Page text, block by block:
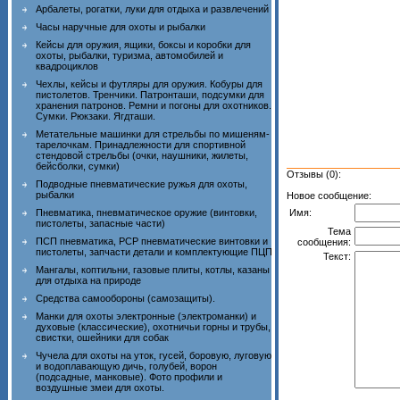
Арбалеты, рогатки, луки для отдыха и развлечений
Часы наручные для охоты и рыбалки
Кейсы для оружия, ящики, боксы и коробки для
охоты, рыбалки, туризма, автомобилей и
квадроциклов
Чехлы, кейсы и футляры для оружия. Кобуры для
пистолетов. Тренчики. Патронташи, подсумки для
хранения патронов. Ремни и погоны для охотников.
Сумки. Рюкзаки. Ягдташи.
Метательные машинки для стрельбы по мишеням-
тарелочкам. Принадлежности для спортивной
стендовой стрельбы (очки, наушники, жилеты,
бейсболки, сумки)
Подводные пневматические ружья для охоты,
рыбалки
Пневматика, пневматическое оружие (винтовки,
пистолеты, запасные части)
ПСП пневматика, PCP пневматические винтовки и
пистолеты, запчасти детали и комплектующие ПЦП
Мангалы, коптильни, газовые плиты, котлы, казаны
для отдыха на природе
Средства самообороны (самозащиты).
Манки для охоты электронные (электроманки) и
духовые (классические), охотничьи горны и трубы,
свистки, ошейники для собак
Чучела для охоты на уток, гусей, боровую, луговую
и водоплавающую дичь, голубей, ворон
(подсадные, манковые). Фото профили и
воздушные змеи для охоты.
Отзывы (0):
Новое сообщение:
Имя:
Тема
сообщения:
Текст: